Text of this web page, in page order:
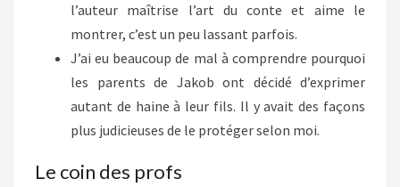
l’auteur maîtrise l’art du conte et aime le
montrer, c’est un peu lassant parfois.
J’ai eu beaucoup de mal à comprendre pourquoi
les parents de Jakob ont décidé d’exprimer
autant de haine à leur fils. Il y avait des façons
plus judicieuses de le protéger selon moi.
Le coin des profs